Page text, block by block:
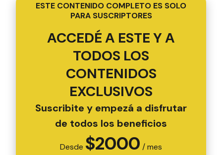
ESTE CONTENIDO COMPLETO ES SOLO
PARA SUSCRIPTORES
ACCEDÉ A ESTE Y A
TODOS LOS
CONTENIDOS
EXCLUSIVOS
Suscribite y empezá a disfrutar
de todos los beneficios
Desde $2000 / mes